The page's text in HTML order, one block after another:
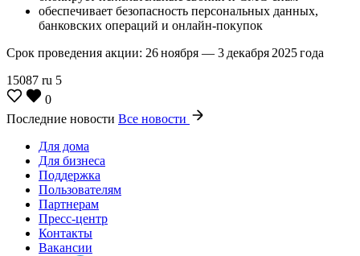
обеспечивает безопасность персональных данных,
банковских операций и онлайн-покупок
Срок проведения акции: 26 ноября — 3 декабря 2025 года
15087 ru 5
0
Последние новости Все новости
Для дома
Для бизнеса
Поддержка
Пользователям
Партнерам
Пресс-центр
Контакты
Вакансии